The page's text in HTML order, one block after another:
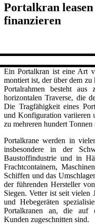
Portalkran
finanzieren
Ein Portalkran ist eine Art
montiert ist, der über dem
Portalrahmen besteht aus
horizontalen Traverse, die
Die Tragfähigkeit eines
und Konfiguration variieren
zu mehreren hundert Tonnen
Portalkrane werden in
insbesondere in der
Baustoffindustrie und in
Frachtcontainern,
Schiffen und das
der führenden Hersteller
Siegen. Vetter ist seit vielen
und Hebegeräten
Portalkranen an, die auf
Kunden zugeschnitten sind.